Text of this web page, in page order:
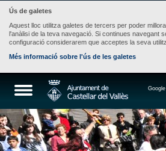
Ús de galetes
Aquest lloc utilitza galetes de tercers per poder
l'anàlisi de la teva navegació. Si continues navegant
configuració considerarem que acceptes la seva
Més informació sobre l'ús de les galetes